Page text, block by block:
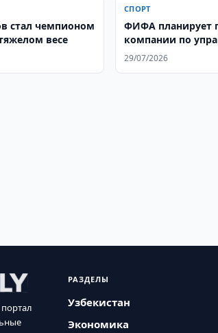
стал чемпионом
весе
СПОРТ
ФИФА планирует
компании по
турнирами
29/07/2026
РАЗДЕЛЫ
Узбекистан
Экономика